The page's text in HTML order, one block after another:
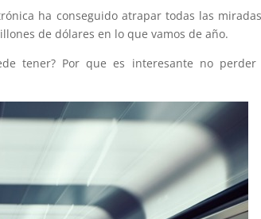
ha conseguido atrapar todas las
de dólares en lo que vamos de año.
tener? Por que es interesante no perder